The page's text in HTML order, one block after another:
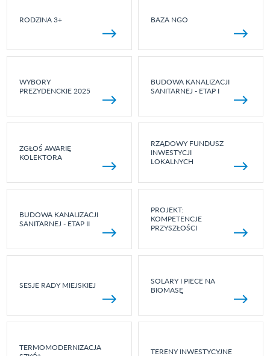
RODZINA 3+ BAZA NGO
WYBORY
PREZYDENCKIE 2025
BUDOWA KANALIZACJI
SANITARNEJ - ETAP I
ZGŁOŚ AWARIĘ
KOLEKTORA
RZĄDOWY FUNDUSZ
INWESTYCJI
LOKALNYCH
BUDOWA KANALIZACJI
SANITARNEJ - ETAP II
PROJEKT:
KOMPETENCJE
PRZYSZŁOŚCI
SESJE RADY MIEJSKIEJ
SOLARY I PIECE NA
BIOMASĘ
TERMOMODERNIZACJA
TERENY INWESTYCYJNE